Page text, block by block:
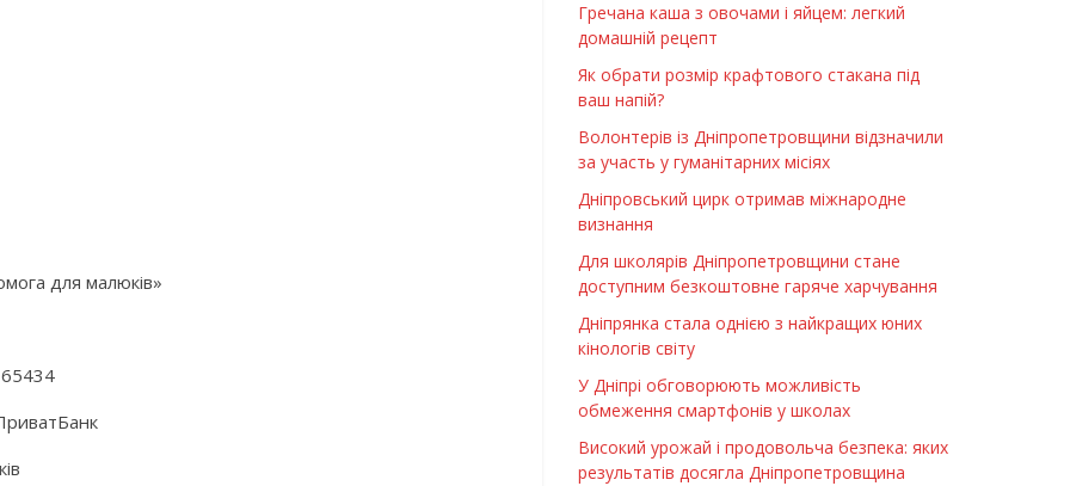
для малюків»
Гречана каша з овочами і яйцем: легкий
домашній рецепт
Як обрати розмір крафтового стакана під
ваш напій?
Волонтерів із Дніпропетровщини відзначили
за участь у гуманітарних місіях
Дніпровський цирк отримав міжнародне
визнання
Для школярів Дніпропетровщини стане
доступним безкоштовне гаряче харчування
Дніпрянка стала однією з найкращих юних
кінологів світу
У Дніпрі обговорюють можливість
обмеження смартфонів у школах
Високий урожай і продовольча безпека: яких
результатів досягла Дніпропетровщина